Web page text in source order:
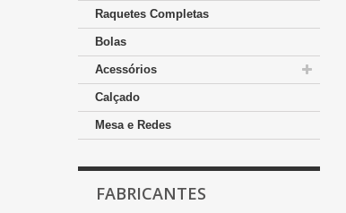
Raquetes Completas
Bolas
Acessórios
Calçado
Mesa e Redes
FABRICANTES